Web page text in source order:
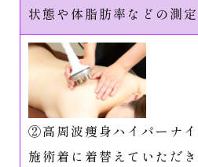
状態や体脂肪率などの測定
②高周波痩身ハイパーナ
施術着に着替えていただ